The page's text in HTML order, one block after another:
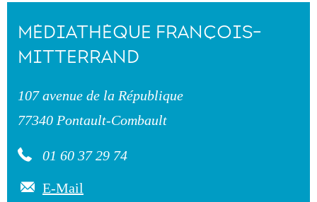
MÉDIATHÈQUE FRANÇOIS-
MITTERRAND
107 avenue de la République
77340 Pontault-Combault
01 60 37 29 74
E-Mail